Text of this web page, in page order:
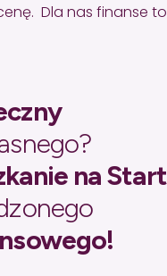
Dla nas finanse
na